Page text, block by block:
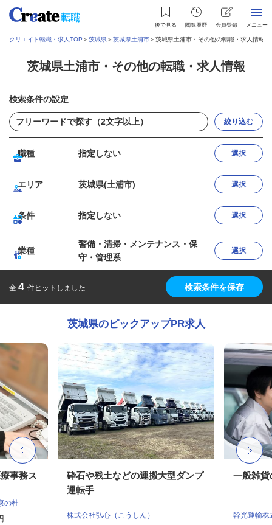
後で見る 閲覧履歴 会員登録 メニュー
クリエイト転職・求人TOP ＞茨城県＞茨城県土浦市＞茨城県土浦市・その他の転職・求人情報
茨城県土浦市・その他の転職・求人情報
検索条件の設定
絞り込む
職種 指定しない 選択
エリア 茨城県(土浦市) 選択
条件 指定しない 選択
業種
警備・清掃・メンテナンス・保
守・管理系
選択
全 4 件ヒットしました 検索条件を保存
茨城県のピックアップPR求人
事務ス
の杜
砕石や残土などの運搬大型ダンプ
運転手
株式会社弘心（こうしん）
一般雑
幹光運輸株